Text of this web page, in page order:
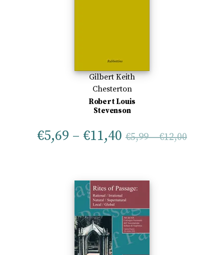
Gilbert Keith
Chesterton
Robert Louis
Stevenson
€5,69 – €11,40 €5,99–€12,00